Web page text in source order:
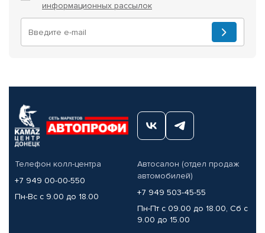
информационных рассылок
Телефон колл-центра
+7 949 00-00-550
Пн-Вс с 9.00 до 18.00
Автосалон (отдел продаж
автомобилей)
+7 949 503-45-55
Пн-Пт с 09.00 до 18.00, Сб с
9.00 до 15.00